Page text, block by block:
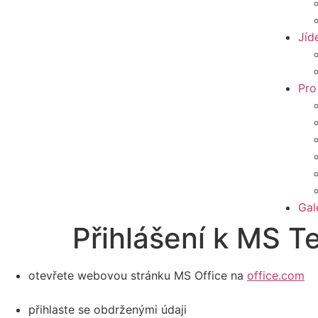
Přihlášení k MS
otevřete webovou stránku MS Office na office.com
přihlaste se obdrženými údaji